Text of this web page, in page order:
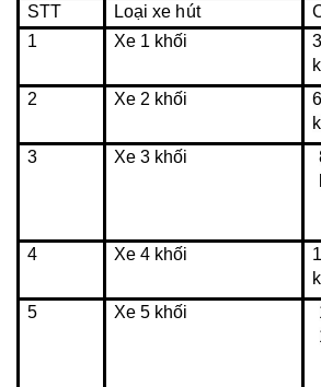
STT
Loại xe hút
1
Xe 1 khối
2
Xe 2 khối
3
Xe 3 khối
4 Xe 4 khối
5
Xe 5 khối